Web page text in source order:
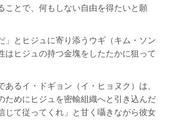
ことで、何もしない自由を得たいと願
」とヒジュに寄り添うウギ（キム・ソン
はヒジュの持つ金塊をしたたかに狙って
あるイ・ドギョン（イ・ヒョヌク）は、
ためにヒジュを密輸組織へと引き込んだ
じて従ってくれ」と甘く囁きながら彼女